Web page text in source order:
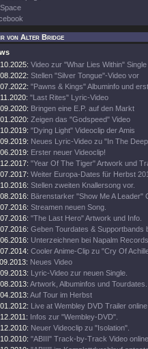
von Alter Bridge
Video zur "Whar Lies Within" Single
Stellen "Silver Tongue"-Video vor
"Pawns & Kings" Albuminfo und
"Last Rites" Lyric-Video
Bringen eine E.P. auf den Markt
Zeigen das "Godspeed" Video
"Dying Light" Videoclip der Amis
Neues Lyric-Video zu "In The
Erster neuer Videoclip!
"Year Of The Tiger" Artwork und
Weiter Europa-Dates für Herbst
Stellen zweiten Knallersong vor.
Bärenstarker "Show Me A Leader"
Streamen neuen Song.
"The Last Hero" Artwork und Info.
Geben Tourdates & Supportbands
Unterzeichnen bei Napalm
Cooler Anime-Clip zu "Cry Of
Neues Video
Lyric-Video zur neuen Single.
Artwork, Albuminfos und Tourdates.
Auf Tour im Herbst
Live at Wembley DVD Trailer
Infos zur "Wembley-DVD".
Neuer Videoclip zu "Isolation".
"ABIII" Track-by-Track Video